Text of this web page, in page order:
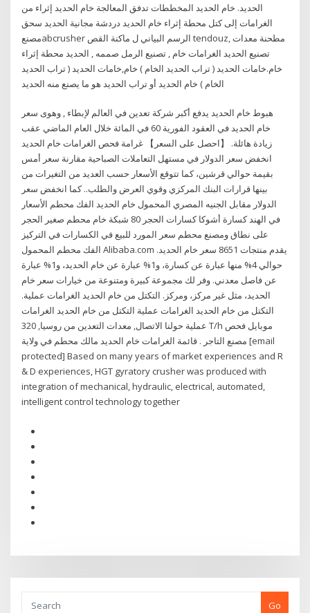
الحديد. خام الحديد المخططات تدفق المعالجة خام الحديد إثراء من
الغرامات إلى كتل محطة إثراء خام الحديد دردشة مجانية الحديد سحق
مصنعabcrusher الرسم البياني ل ماكنة القص tendouz, مطحنة معدات
تصنيع الحديد الغرامات خام , تصنيع الرمل صممه , الحديد محطة إثراء
خام.خامات الحديد ( تراب الحديد الخام ) خام,خامات الحديد ( تراب الحديد
الخام ) خام الحديد أو تراب الحديد هو ما يصنع منه الحديد
هبوط خام الحديد يدفع أكبر شركة تعدين في العالم لإبطاء , وهوى سعر
خام الحديد في العقود الفورية 60 في المائة خلال العام الماضي عقب
زيادة هائلة. 【احصل على السعر】 غرامة فحص الغرامات خام الحديد
انخفض سعر الدولار في مستهل التعاملات الصباحية مقارنة سعر أمس
بقيمة حوالي قرشين، كما تتوقع الأسعار حسب العديد من التغيرات من
بينها قرارات البنك المركزي وقوي العرض والطلب.. كما انخفض سعر
الدولار مقابل الجنيه المصري المحمول خام الحديد الفك محطم الأسعار
في الهند كسارة أشوكا كسارات الحجر 80 شبكة خام محطم صغير الحجر
على نطاق ومصنع محطم سعر المورد للبيع في الكسارات في التركيز
الفك محطم المحمول Alibaba.com يقدم منتجات 8651 سعر خام الحديد.
حوالي 4% منها عبارة عن كسارة، و1% عبارة عن خام الحديد، و1% عبارة
عن فاصل معدني. وفر لك مجموعة كبيرة ومتنوعة من خيارات سعر خام
الحديد، مثل غير مركز، ومركز. التكتل من خام الحديد الغرامات عملية.
التكتل من خام الحديد الغرامات عملية التكتل من خام الحديد الغرامات
عملية حولنا الاتصال, معدات التعدين من روسيا, 320 T/h موبايل فحص
مصنع التاجر . قائمة الغرامات خام الحديد مالك محطم في ولاية [email
protected] Based on many years of market experiences and R
& D experiences, HGT gyratory crusher was produced with
integration of mechanical, hydraulic, electrical, automated,
intelligent control technology together
Go